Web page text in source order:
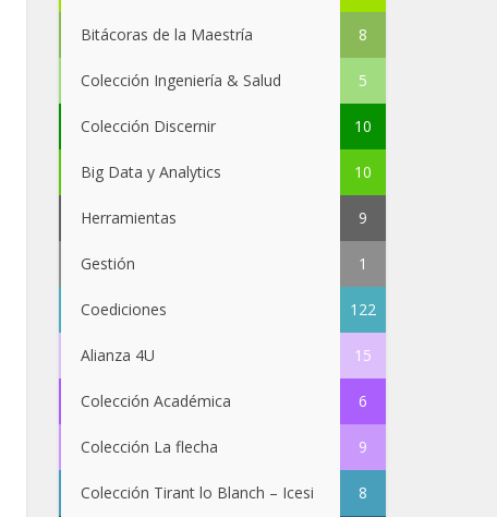
Bitácoras de la Maestría 8
Colección Ingeniería & Salud 5
Colección Discernir 10
Big Data y Analytics 10
Herramientas 9
Gestión 1
Coediciones 122
Alianza 4U 15
Colección Académica 6
Colección La flecha 9
Colección Tirant lo Blanch – Icesi 8